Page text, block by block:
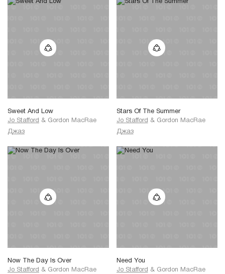
Sweet And Low
Jo Stafford & Gordon MacRae
Джаз
Stars Of The Summer
Jo Stafford & Gordon MacRae
Джаз
Now The Day Is Over
Jo Stafford & Gordon MacRae
Need You
Jo Stafford & Gordon MacRae